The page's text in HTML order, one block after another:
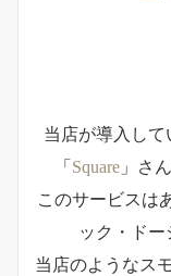
当店が導入し
「 Square 」さ
このサービスは
ック・ドー
当店のようなス